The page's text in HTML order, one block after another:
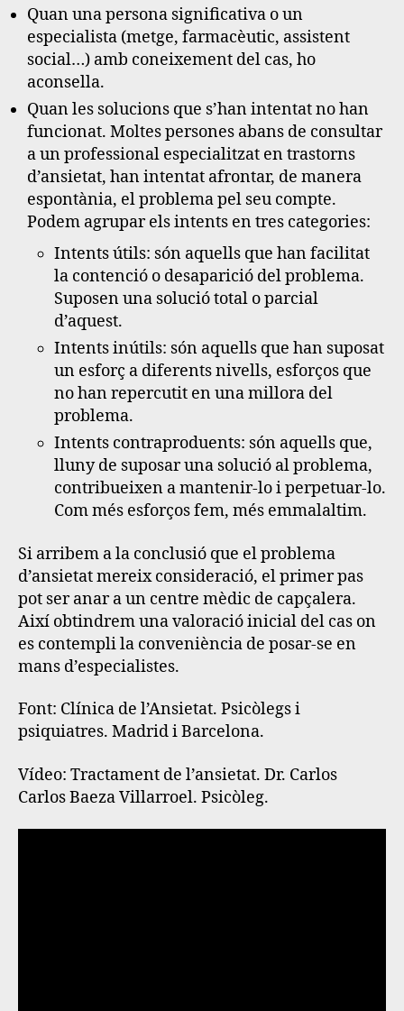
Quan una persona significativa o un
especialista (metge, farmacèutic, assistent
social…) amb coneixement del cas, ho
aconsella.
Quan les solucions que s’han intentat no han
funcionat. Moltes persones abans de consultar
a un professional especialitzat en trastorns
d’ansietat, han intentat afrontar, de manera
espontània, el problema pel seu compte.
Podem agrupar els intents en tres categories:
Intents útils: són aquells que han facilitat
la contenció o desaparició del problema.
Suposen una solució total o parcial
d’aquest.
Intents inútils: són aquells que han suposat
un esforç a diferents nivells, esforços que
no han repercutit en una millora del
problema.
Intents contraproduents: són aquells que,
lluny de suposar una solució al problema,
contribueixen a mantenir-lo i perpetuar-lo.
Com més esforços fem, més emmalaltim.
Si arribem a la conclusió que el problema
d’ansietat mereix consideració, el primer pas
pot ser anar a un centre mèdic de capçalera.
Així obtindrem una valoració inicial del cas on
es contempli la conveniència de posar-se en
mans d’especialistes.
Font: Clínica de l’Ansietat. Psicòlegs i
psiquiatres. Madrid i Barcelona.
Vídeo: Tractament de l’ansietat. Dr. Carlos
Carlos Baeza Villarroel. Psicòleg.